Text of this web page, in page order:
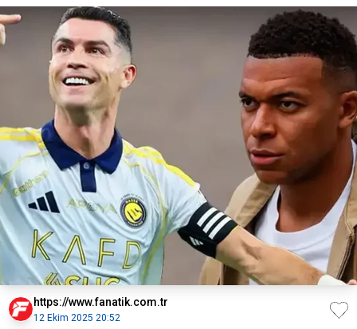
https://www.fanatik.com.tr
12 Ekim 2025 20:52